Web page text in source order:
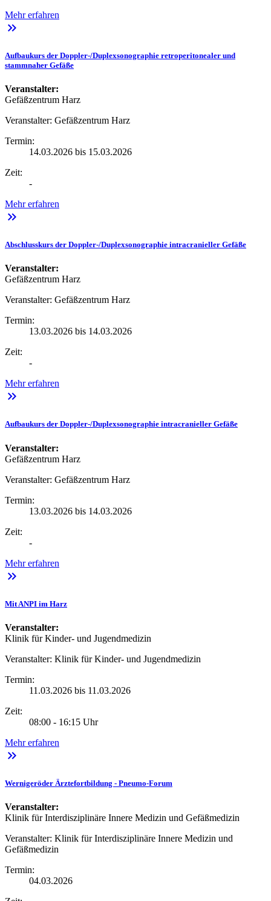
Mehr erfahren
keyboard_double_arrow_right
Aufbaukurs der Doppler-/Duplexsonographie retroperitonealer und
stammnaher Gefäße
Veranstalter:
Gefäßzentrum Harz
Veranstalter: Gefäßzentrum Harz
Termin:
14.03.2026 bis 15.03.2026
Zeit:
-
Mehr erfahren
keyboard_double_arrow_right
Abschlusskurs der Doppler-/Duplexsonographie intracranieller Gefäße
Veranstalter:
Gefäßzentrum Harz
Veranstalter: Gefäßzentrum Harz
Termin:
13.03.2026 bis 14.03.2026
Zeit:
-
Mehr erfahren
keyboard_double_arrow_right
Aufbaukurs der Doppler-/Duplexsonographie intracranieller Gefäße
Veranstalter:
Gefäßzentrum Harz
Veranstalter: Gefäßzentrum Harz
Termin:
13.03.2026 bis 14.03.2026
Zeit:
-
Mehr erfahren
keyboard_double_arrow_right
Mit ANPI im Harz
Veranstalter:
Klinik für Kinder- und Jugendmedizin
Veranstalter: Klinik für Kinder- und Jugendmedizin
Termin:
11.03.2026 bis 11.03.2026
Zeit:
08:00 - 16:15 Uhr
Mehr erfahren
keyboard_double_arrow_right
Wernigeröder Ärztefortbildung - Pneumo-Forum
Veranstalter:
Klinik für Interdisziplinäre Innere Medizin und Gefäßmedizin
Veranstalter: Klinik für Interdisziplinäre Innere Medizin und
Gefäßmedizin
Termin:
04.03.2026